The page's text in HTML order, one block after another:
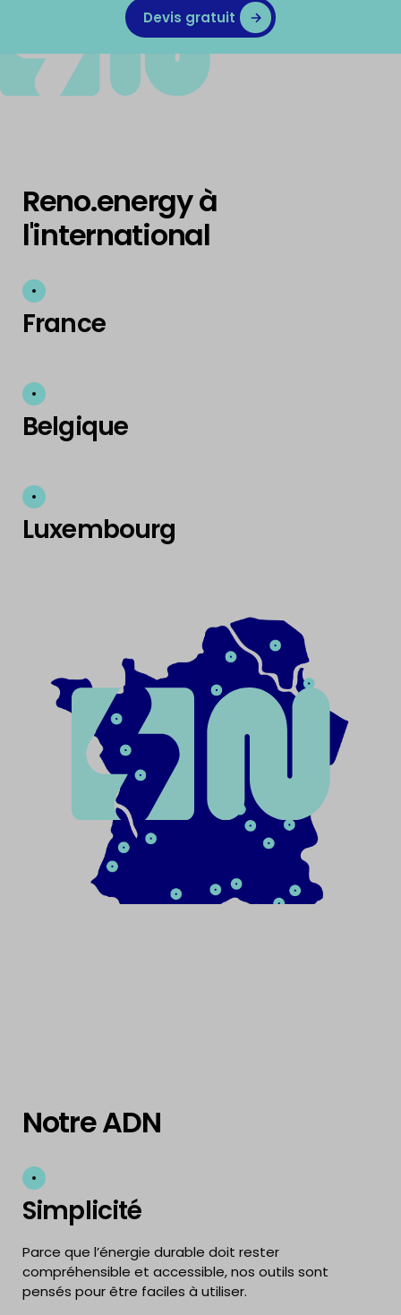
Devis gratuit
Reno.energy à
l'international
France
Belgique
Luxembourg
Notre ADN
Simplicité
Parce que l’énergie durable doit rester
compréhensible et accessible, nos outils sont
pensés pour être faciles à utiliser.